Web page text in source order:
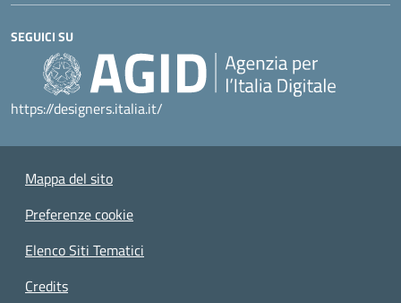
SEGUICI SU
https://designers.italia.it/
Mappa del sito
Preferenze cookie
Elenco Siti Tematici
Credits